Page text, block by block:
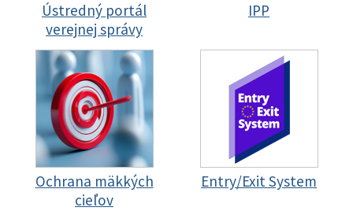
Ústredný portál
verejnej správy
IPP
Ochrana mäkkých
cieľov
Entry/Exit System